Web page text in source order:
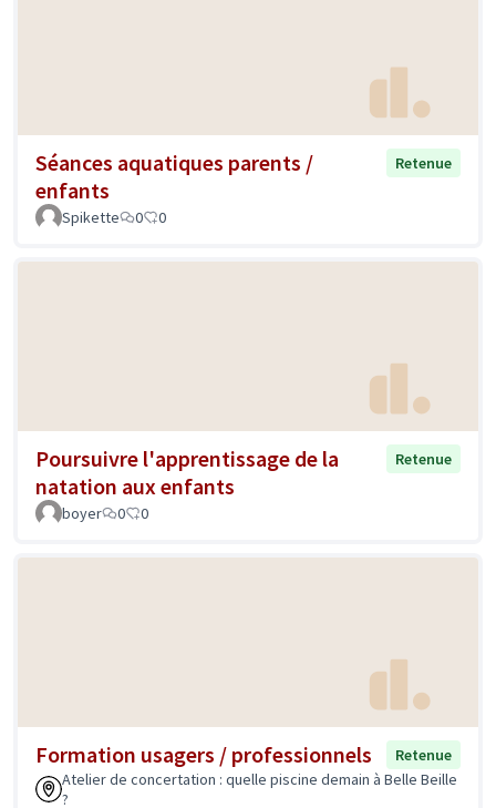
Séances aquatiques parents /
enfants
Retenue
Spikette 0 0
Poursuivre l'apprentissage de la
natation aux enfants
Retenue
boyer 0 0
Formation usagers / professionnels
Retenue
Atelier de concertation : quelle piscine demain à Belle Beille
?